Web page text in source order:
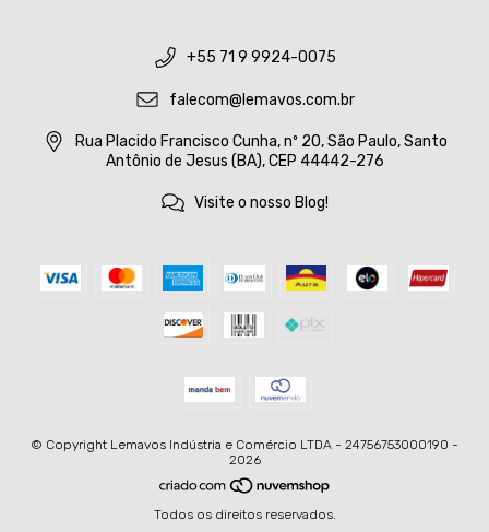
+55 71 9 9924-0075
falecom@lemavos.com.br
Rua Placido Francisco Cunha, nº 20, São Paulo, Santo
Antônio de Jesus (BA), CEP 44442-276
Visite o nosso Blog!
© Copyright Lemavos Indústria e Comércio LTDA - 24756753000190 -
2026
Todos os direitos reservados.